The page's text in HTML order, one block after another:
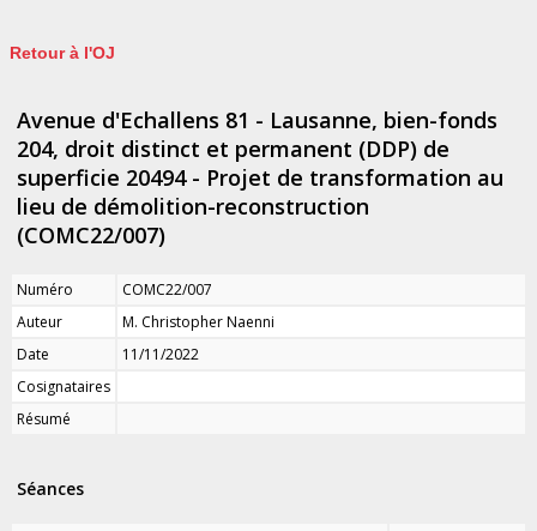
Retour à l'OJ
Avenue d'Echallens 81 - Lausanne, bien-fonds
204, droit distinct et permanent (DDP) de
superficie 20494 - Projet de transformation au
lieu de démolition-reconstruction
(COMC22/007)
Numéro
COMC22/007
Auteur
M. Christopher Naenni
Date
11/11/2022
Cosignataires
Résumé
Séances